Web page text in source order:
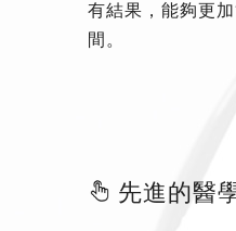
有結果，能夠更
間。
先進的醫